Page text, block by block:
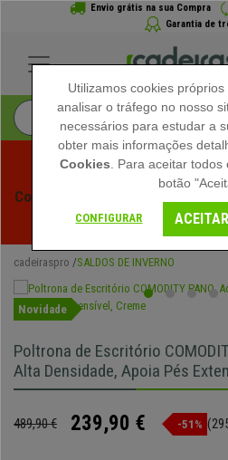
Envio grátis na sua Compra
Garantia de
Começam os Saldos de Verão
Exclusivos por Tempo
cadeiraspro SALDOS DE INVERNO
Novidade
Poltrona de Escritório
Alta Densidade, Apoia Pés
489,90 € 239,90 € -51%
Utilizamos cookies
analisar o tráfego no nosso
necessários para estudar a
obter mais informações
Cookies . Para aceitar
botão
CONFIGURAR